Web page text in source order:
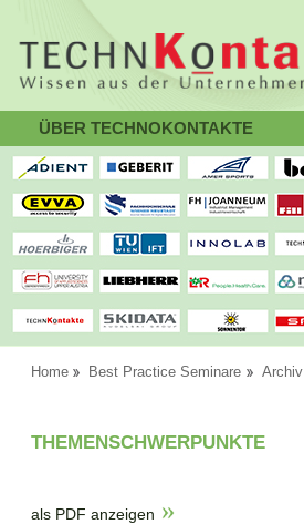
ÜBER TECHNOKONTAKTE
Home Best Practice Seminare Archiv
THEMENSCHWERPUNKTE
als PDF anzeigen